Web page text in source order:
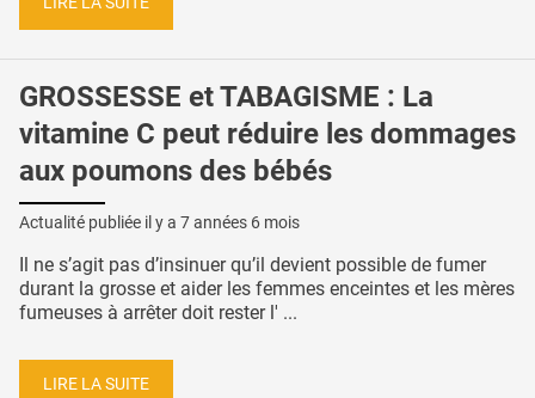
GROSSESSE et TABAGISME : La
vitamine C peut réduire les dommages
aux poumons des bébés
Actualité publiée il y a 7 années 6 mois
Il ne s’agit pas d’insinuer qu’il devient possible de fumer
durant la grosse et aider les femmes enceintes et les mères
fumeuses à arrêter doit rester l' ...
LIRE LA SUITE